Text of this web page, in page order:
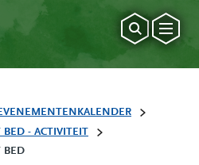
BED - ACTIVITEIT
BED